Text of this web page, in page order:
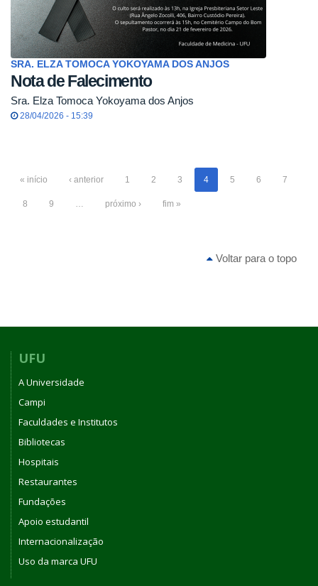
SRA. ELZA TOMOCA YOKOYAMA DOS ANJOS
Nota de Falecimento
Sra. Elza Tomoca Yokoyama dos Anjos
28/04/2026 - 15:39
« início ‹ anterior 1 2 3 4 5 6 7
8 9 … próximo › fim »
Voltar para o topo
UFU
A Universidade
Campi
Faculdades e Institutos
Bibliotecas
Hospitais
Restaurantes
Fundações
Apoio estudantil
Internacionalização
Uso da marca UFU